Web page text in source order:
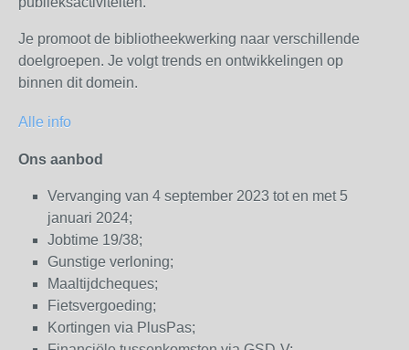
Je promoot de bibliotheekwerking naar verschillende
doelgroepen. Je volgt trends en ontwikkelingen op
binnen dit domein.
Alle info
Ons aanbod
Vervanging van 4 september 2023 tot en met 5
januari 2024;
Jobtime 19/38;
Gunstige verloning;
Maaltijdcheques;
Fietsvergoeding;
Kortingen via PlusPas;